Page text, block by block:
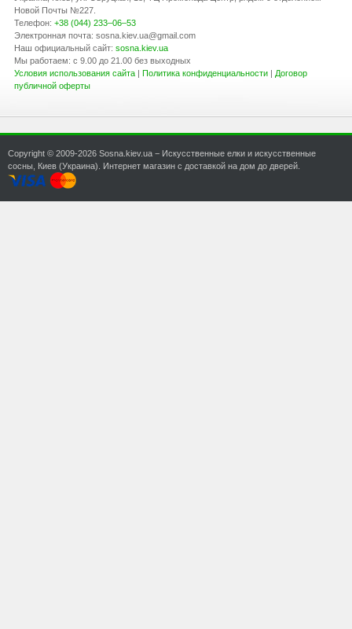
Новой Почты №227.
Телефон: +38 (044) 233–06–53
Электронная почта: sosna.kiev.ua@gmail.com
Наш официальный сайт: sosna.kiev.ua
Мы работаем: с 9.00 до 21.00 без выходных
Условия использования сайта | Политика конфиденциальности | Договор
публичной оферты
Copyright © 2009-2026 Sosna.kiev.ua − Искусственные елки и искусственные
сосны, Киев (Украина). Интернет магазин с доставкой на дом до дверей.